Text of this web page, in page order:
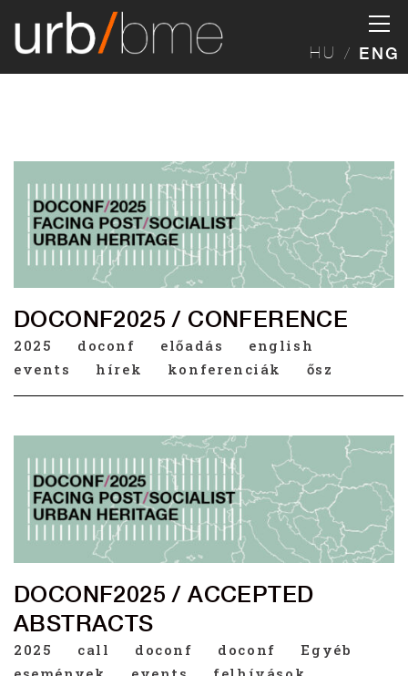
HU ENG
DOCONF2025 / CONFERENCE
2025 doconf előadás
english
events
hírek konferenciák ősz
DOCONF2025 / ACCEPTED
ABSTRACTS
2025 call doconf doconf
Egyéb